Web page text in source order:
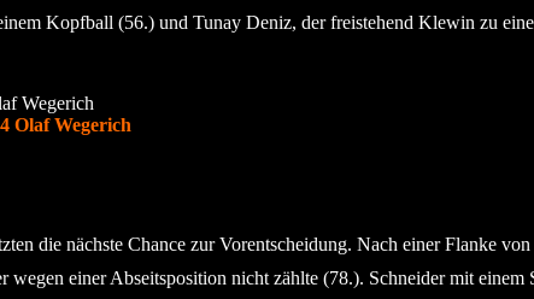
Kopfball (56.) und Tunay Deniz, der freistehend Klewin zu
Olaf Wegerich
die nächste Chance zur Vorentscheidung. Nach einer Flanke
einer Abseitsposition nicht zählte (78.). Schneider mit